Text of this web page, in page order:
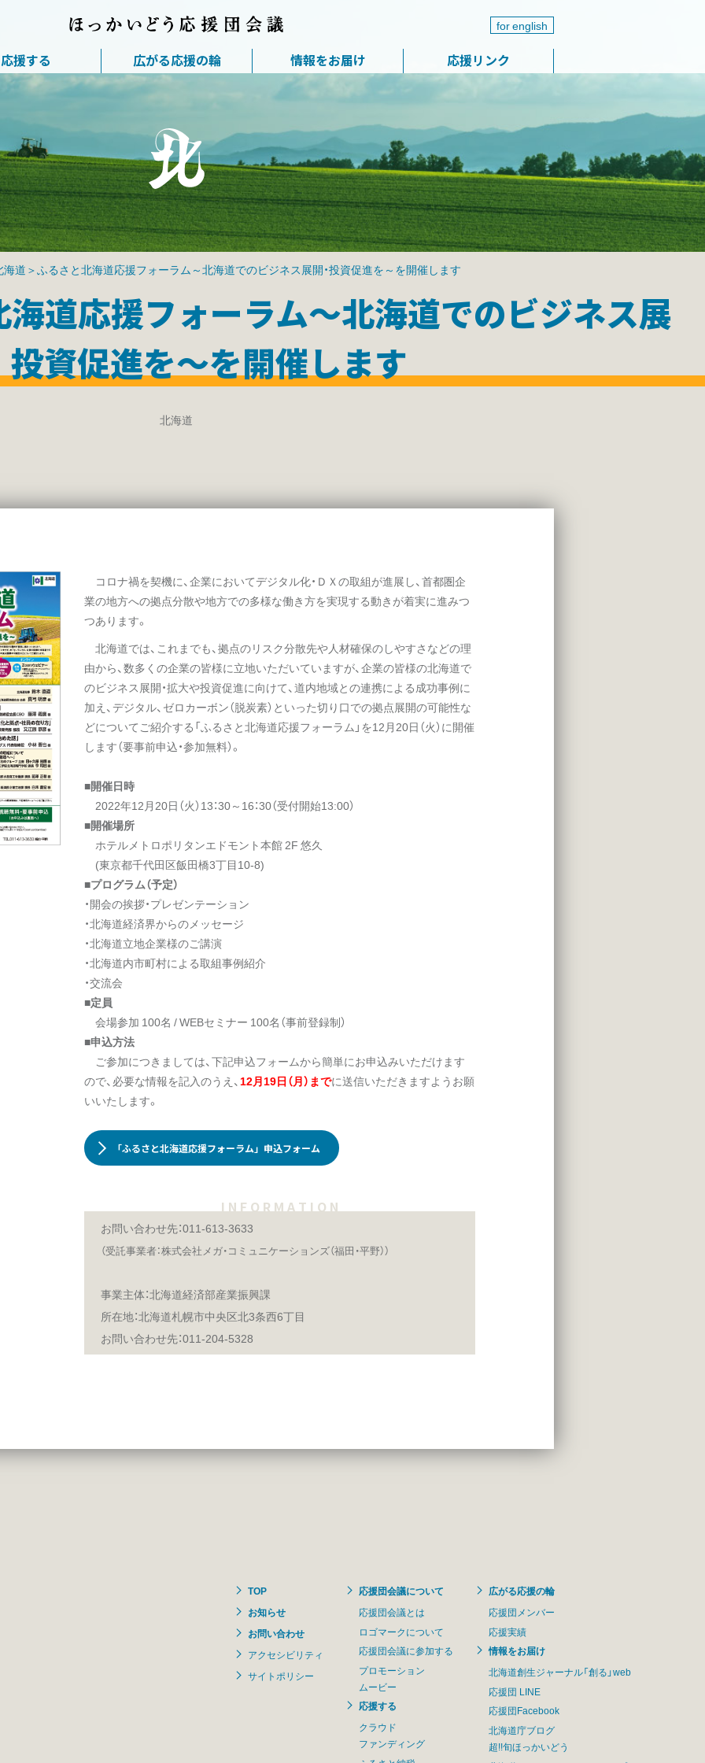
for english
応援する 広がる応援の輪 情報をお届け 応援リンク
海道＞ふるさと北海道応援フォーラム～北海道でのビジネス展開・投資促進を～を開催します
道応援フォーラム～北海道でのビジネス展
投資促進を～を開催します
北海道
コロナ禍を契機に、企業においてデジタル化・ＤＸの取組が進展し、首都圏企
業の地方への拠点分散や地方での多様な働き方を実現する動きが着実に進みつ
つあります。
北海道では、これまでも、拠点のリスク分散先や人材確保のしやすさなどの理
由から、数多くの企業の皆様に立地いただいていますが、企業の皆様の北海道で
のビジネス展開・拡大や投資促進に向けて、道内地域との連携による成功事例に
加え、デジタル、ゼロカーボン（脱炭素）といった切り口での拠点展開の可能性な
どについてご紹介する「ふるさと北海道応援フォーラム」を12月20日（火）に開催
します（要事前申込・参加無料）。
■開催日時
2022年12月20日（火）13：30～16：30（受付開始13:00）
■開催場所
ホテルメトロポリタンエドモント本館 2F 悠久
(東京都千代田区飯田橋3丁目10-8)
■プログラム（予定）
・開会の挨拶・プレゼンテーション
・北海道経済界からのメッセージ
・北海道立地企業様のご講演
・北海道内市町村による取組事例紹介
・交流会
■定員
会場参加 100名 / WEBセミナー 100名（事前登録制）
■申込方法
ご参加につきましては、下記申込フォームから簡単にお申込みいただけます
ので、必要な情報を記入のうえ、12月19日（月）までに送信いただきますようお願
いいたします。
「ふるさと北海道応援フォーラム」申込フォーム
I N F O R M A T I O N
お問い合わせ先：011-613-3633
（受託事業者：株式会社メガ・コミュニケーションズ（福田・平野））
事業主体：北海道経済部産業振興課
所在地：北海道札幌市中央区北3条西6丁目
お問い合わせ先：011-204-5328
TOP
お知らせ
お問い合わせ
アクセシビリティ
サイトポリシー
応援団会議について
応援団会議とは
ロゴマークについて
応援団会議に参加する
プロモーション
ムービー
応援する
クラウド
ファンディング
広がる応援の輪
応援団メンバー
応援実績
情報をお届け
北海道創生ジャーナル「創る」web
応援団 LINE
応援団Facebook
北海道庁ブログ
超!!旬ほっかいどう